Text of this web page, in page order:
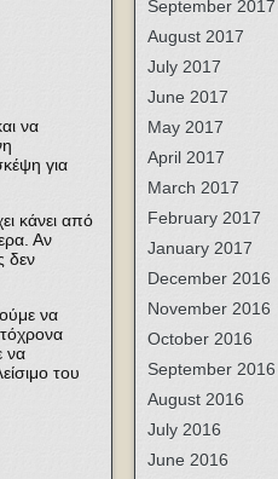
να
για
κάνει από
Αν
δεν
να
να
του
September 2017
August 2017
July 2017
June 2017
May 2017
April 2017
March 2017
February 2017
January 2017
December 2016
November 2016
October 2016
September 2016
August 2016
July 2016
June 2016